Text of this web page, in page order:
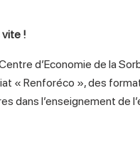
vite !
d’Economie de la
« Renforéco », des
dans l’enseignement de